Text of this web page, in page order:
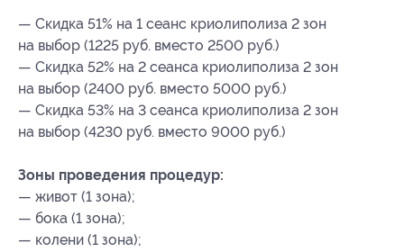
— Скидка 51% на 1 сеанс криолиполиза 2 зон
на выбор (1225 руб. вместо 2500 руб.)
— Скидка 52% на 2 сеанса криолиполиза 2 зон
на выбор (2400 руб. вместо 5000 руб.)
— Скидка 53% на 3 сеанса криолиполиза 2 зон
на выбор (4230 руб. вместо 9000 руб.)
Зоны проведения процедур:
— живот (1 зона);
— бока (1 зона);
— колени (1 зона);